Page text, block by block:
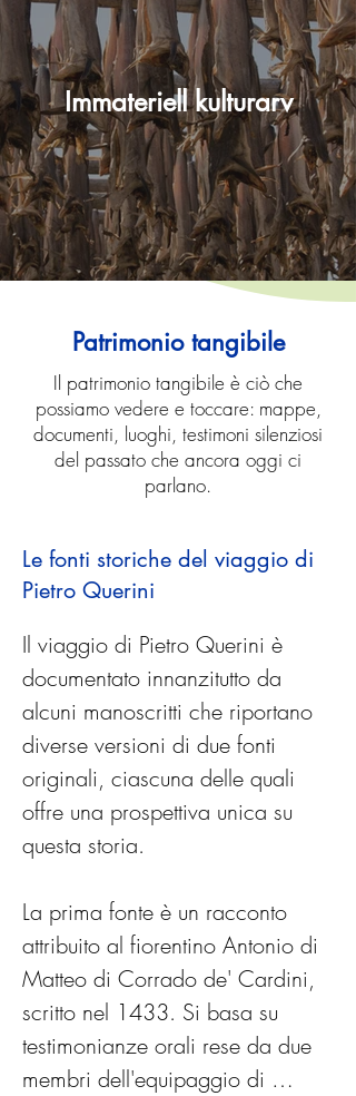
Immateriell kulturarv
Patrimonio tangibile
Il patrimonio tangibile è ciò che
possiamo vedere e toccare: mappe,
documenti, luoghi, testimoni silenziosi
del passato che ancora oggi ci
parlano.
Le fonti storiche del viaggio di
Pietro Querini
Il viaggio di Pietro Querini è
documentato innanzitutto da
alcuni manoscritti che riportano
diverse versioni di due fonti
originali, ciascuna delle quali
offre una prospettiva unica su
questa storia.
La prima fonte è un racconto
attribuito al fiorentino Antonio di
Matteo di Corrado de' Cardini,
scritto nel 1433. Si basa su
testimonianze orali rese da due
membri dell'equipaggio di